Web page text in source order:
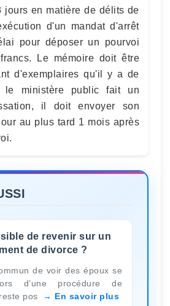
jours en matière de délits de
d'un mandat d'arrêt
pour déposer un pourvoi
Le mémoire doit être
d'exemplaires qu'il y a de
le ministère public fait un
il doit envoyer son
au plus tard 1 mois après
de revenir sur un
de divorce ?
de voir des époux se
d’une procédure de
pos
En savoir plus